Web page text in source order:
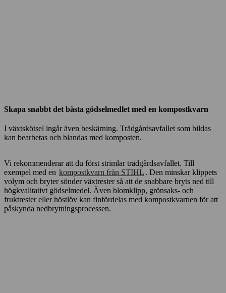
Skapa snabbt det bästa gödselmedlet med en kompostkvarn
I växtskötsel ingår även beskärning. Trädgårdsavfallet som bildas
kan bearbetas och blandas med komposten.
Vi rekommenderar att du först strimlar trädgårdsavfallet. Till
exempel med en kompostkvarn från STIHL . Den minskar klippets
volym och bryter sönder växtrester så att de snabbare bryts ned till
högkvalitativt gödselmedel. Även blomklipp, grönsaks- och
fruktrester eller höstlöv kan finfördelas med kompostkvarnen för att
påskynda nedbrytningsprocessen.